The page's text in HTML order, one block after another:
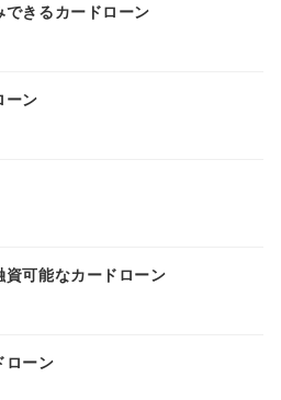
できるカードローン
ーン
資可能なカードローン
ローン